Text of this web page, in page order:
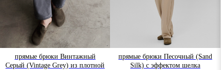
прямые брюки Винтажный
Серый (Vintage Grey) из плотной
прямые брюки Песочный (Sand
Silk) с эффектом шелка